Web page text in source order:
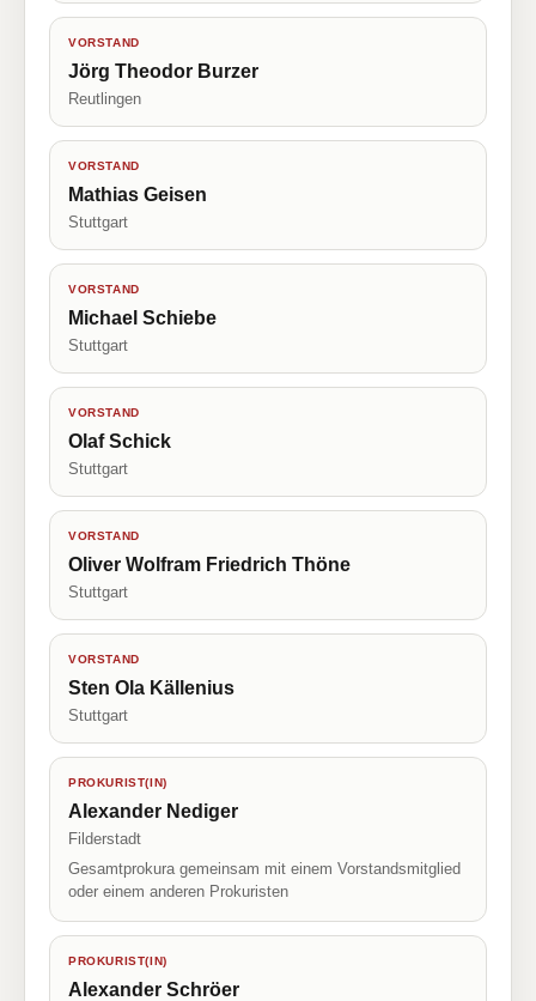
VORSTAND
Jörg Theodor Burzer
Reutlingen
VORSTAND
Mathias Geisen
Stuttgart
VORSTAND
Michael Schiebe
Stuttgart
VORSTAND
Olaf Schick
Stuttgart
VORSTAND
Oliver Wolfram Friedrich Thöne
Stuttgart
VORSTAND
Sten Ola Källenius
Stuttgart
PROKURIST(IN)
Alexander Nediger
Filderstadt
Gesamtprokura gemeinsam mit einem Vorstandsmitglied
oder einem anderen Prokuristen
PROKURIST(IN)
Alexander Schröer